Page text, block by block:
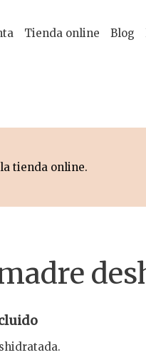
Tienda online Blog
tienda online.